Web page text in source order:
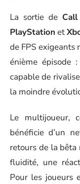
La sortie de
PlayStation et
de FPS exigeants
énième épisode
capable de
la moindre
Le multijoueur,
bénéficie d’un
retours de la
fluidité, une
Pour les joueurs